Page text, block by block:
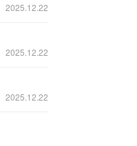
2025.12.22
2025.12.22
2025.12.22